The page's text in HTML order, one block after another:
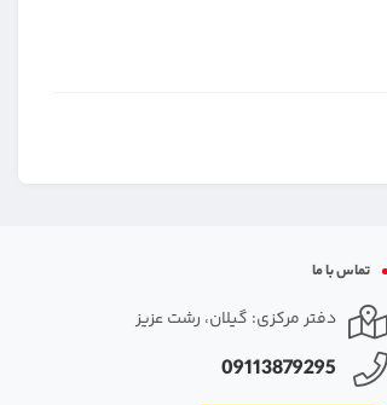
تماس با ما
دفتر مرکزی: گیلان، رشت عزیز
09113879295